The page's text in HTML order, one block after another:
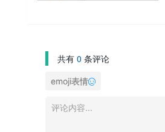
共有 0 条评论
emoji表情